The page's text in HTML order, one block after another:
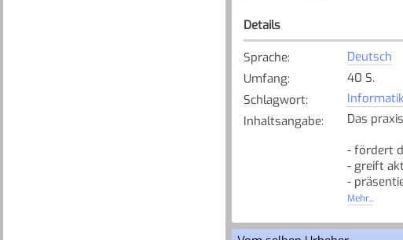
Details
Sprache:
Deutsch
Umfang:
40 S.
Schlagwort: Informatik
Inhaltsangabe:
Das
- fördert
- greift
-
-
Das
Mehr...